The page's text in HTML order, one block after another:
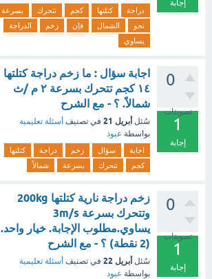
إجابة
دراجة كتلتها كجم تتحرك
بسرعة
نحو
الشمال فإن زخم
الدراجة
يساوي
0
تصويتات
1
إجابة
اجابة سؤال : ما زخم دراجة كتلتها
١٤ كجم تتحرك بسرعة ٢ م /ث
شمالاً. ؟ - مع الشرح
سُئل أبريل 21 في تصنيف أسئلة تعليمية
بواسطة عبود
اجابة سؤال زخم دراجة
كتلتها
كجم
تتحرك بسرعة شمالاً
0
تصويتات
1
إجابة
زخم دراجة نارية كتلتها 200kg
وتتحرك بسرعة 3m/s
يساوي.مطلوب الإجابة. خيار واحد.
(2 نقطة) ؟ - مع الشرح
سُئل أبريل 22 في تصنيف أسئلة تعليمية
بواسطة عبود